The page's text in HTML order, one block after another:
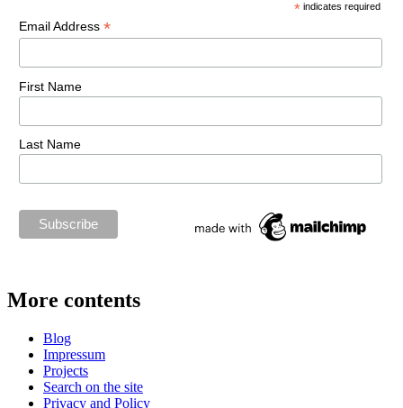
* indicates required
Email Address *
First Name
Last Name
More contents
Blog
Impressum
Projects
Search on the site
Privacy and Policy